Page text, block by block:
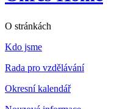
O stránkách
Kdo jsme
Rada pro vzdělávání
Okresní kalendář